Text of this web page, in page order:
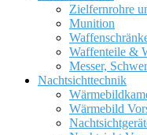
Zielfernrohre
Munition
Waffenteile &
Messer,
Nachtsichttechnik
Wärmebild